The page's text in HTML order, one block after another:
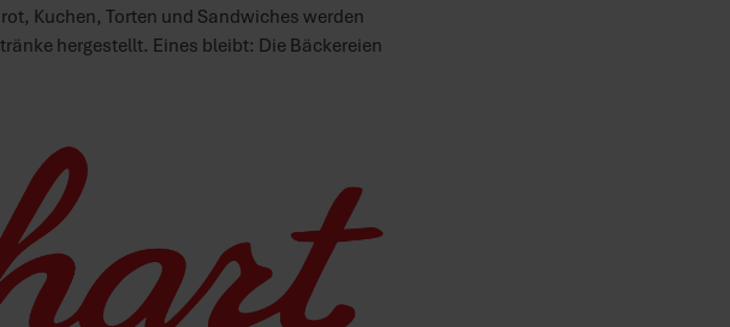
Kuchen, Torten und Sandwiches werden
hergestellt. Eines bleibt: Die Bäckereien